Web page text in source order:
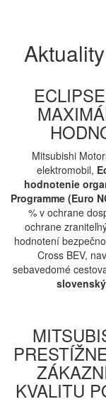
Mitsubishi
elektromobil,
hodnotenie
Programme (Euro
% v ochrane
ochrane
hodnotení
Cross BEV,
sebavedomé
KVALITU